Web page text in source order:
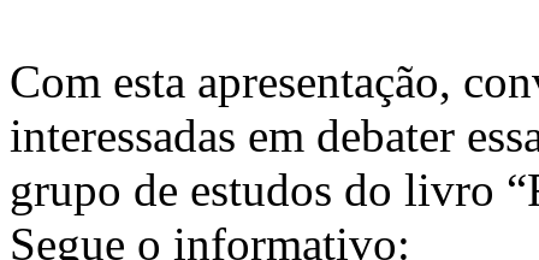
Com esta apresentação,
interessadas em debater
grupo de estudos do livro
Segue o informativo: